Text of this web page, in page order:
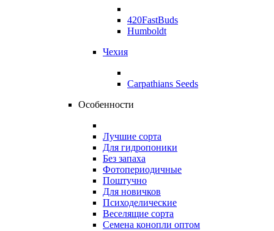
420FastBuds
Humboldt
Чехия
Carpathians Seeds
Особенности
Лучшие сорта
Для гидропоники
Без запаха
Фотопериодичные
Поштучно
Для новичков
Психоделические
Веселящие сорта
Семена конопли оптом